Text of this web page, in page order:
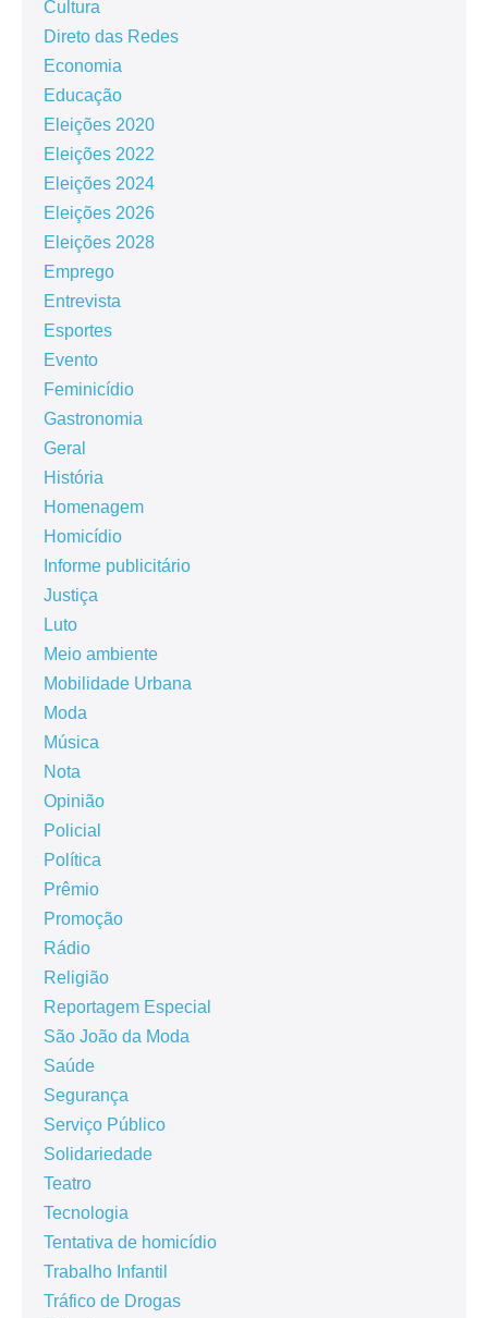
Cultura
Direto das Redes
Economia
Educação
Eleições 2020
Eleições 2022
Eleições 2024
Eleições 2026
Eleições 2028
Emprego
Entrevista
Esportes
Evento
Feminicídio
Gastronomia
Geral
História
Homenagem
Homicídio
Informe publicitário
Justiça
Luto
Meio ambiente
Mobilidade Urbana
Moda
Música
Nota
Opinião
Policial
Política
Prêmio
Promoção
Rádio
Religião
Reportagem Especial
São João da Moda
Saúde
Segurança
Serviço Público
Solidariedade
Teatro
Tecnologia
Tentativa de homicídio
Trabalho Infantil
Tráfico de Drogas